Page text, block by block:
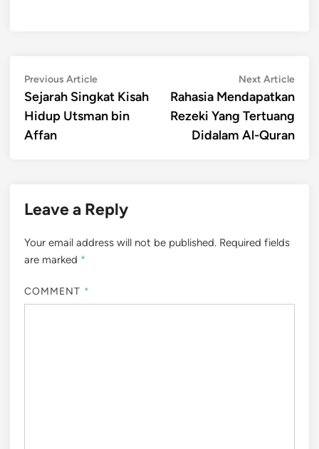
Post
navigation
Previous ArticlePrevious
article:
Sejarah Singkat Kisah
Hidup Utsman bin
Affan
Next ArticleNext
Rahasia Mendapatkan
Rezeki Yang Tertuang
Didalam Al-Quran
Leave a Reply
Your email address will not be published. Required fields
are marked *
COMMENT *